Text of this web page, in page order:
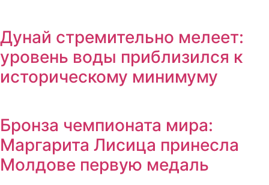
Дунай стремительно мелеет:
уровень воды приблизился к
историческому минимуму
Бронза чемпионата мира:
Маргарита Лисица принесла
Молдове первую медаль